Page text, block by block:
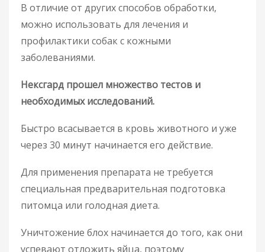
В отличие от других способов обработки,
можно использовать для лечения и
профилактики собак с кожными
заболеваниями.
Нексгард прошел множество тестов и
необходимых исследований.
Быстро всасывается в кровь животного и уже
через 30 минут начинается его действие.
Для применения препарата не требуется
специальная предварительная подготовка
питомца или голодная диета.
Уничтожение блох начинается до того, как они
успевают отложить яйца, поэтому